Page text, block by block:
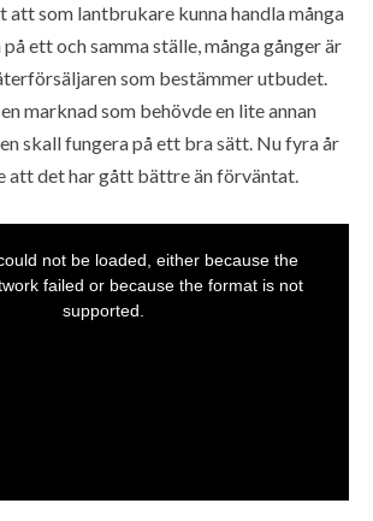
att som lantbrukare kunna handla många
ett och samma ställe, många gånger är
som bestämmer utbudet.
marknad som behövde en lite annan
skall fungera på ett bra sätt. Nu fyra år
att det har gått bättre än förväntat.